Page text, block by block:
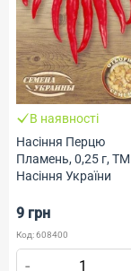
В наявності
Насіння Перцю
Пламень, 0,25 г, ТМ
Насіння України
9 грн
Код: 608400
-